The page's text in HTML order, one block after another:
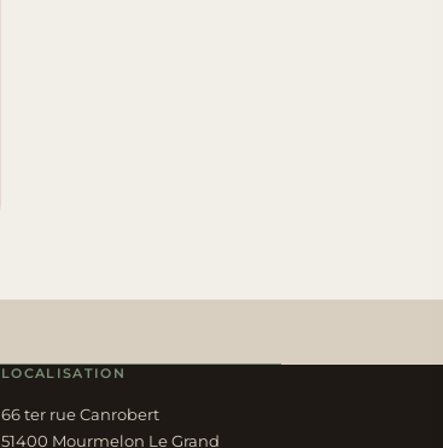
LOCALISATION
66 ter rue Canrobert
51400 Mourmelon Le Grand